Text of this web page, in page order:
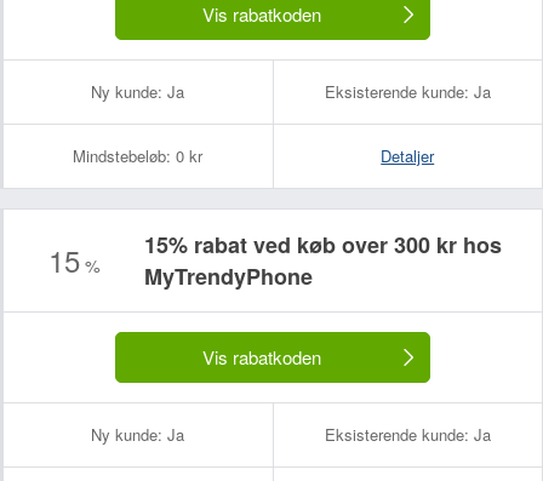
Vis rabatkoden
Ny kunde: Ja Eksisterende kunde: Ja
Mindstebeløb: 0 kr Detaljer
15 %
15% rabat ved køb over 300 kr hos
MyTrendyPhone
Vis rabatkoden
Ny kunde: Ja Eksisterende kunde: Ja